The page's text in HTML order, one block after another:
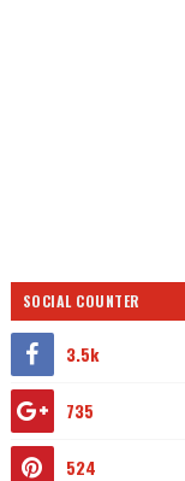
SOCIAL COUNTER
3.5k
735
524